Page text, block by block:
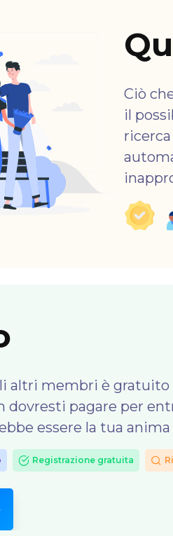
Ciò
il
altri membri è gratuito
dovresti pagare per
essere la tua anima
Registrazione gratuita